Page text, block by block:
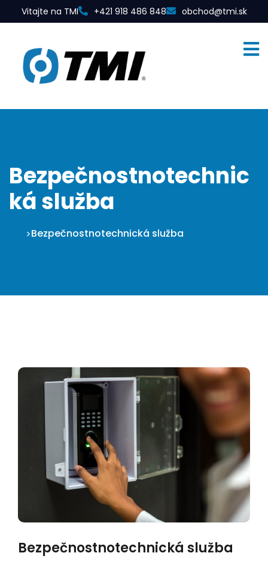
Vitajte na TMI +421 918 486 848 obchod@tmi.sk
Bezpečnostnotechnic
ká služba
>Bezpečnostnotechnická služba
Bezpečnostnotechnická služba